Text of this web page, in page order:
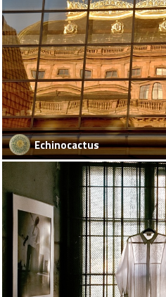
Echinocactus